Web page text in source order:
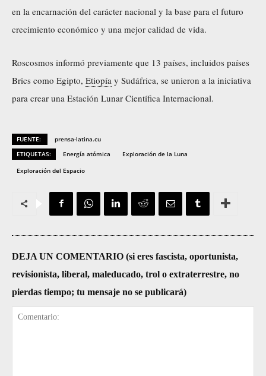
en la encarnación del carácter nacional y la base para el futuro
crecimiento económico y una mejor calidad de vida.
Roscosmos informó previamente que 13 países, incluidos países
Brics como Egipto, Etiopía y Sudáfrica, se unieron a la iniciativa
para crear una Estación Lunar Científica Internacional.
FUENTE:
prensa-latina.cu
ETIQUETAS:
Energía atómica
Exploración de la Luna
Exploración del Espacio
DEJA UN COMENTARIO (si eres fascista, oportunista,
revisionista, liberal, maleducado, trol o extraterrestre, no
pierdas tiempo; tu mensaje no se publicará)